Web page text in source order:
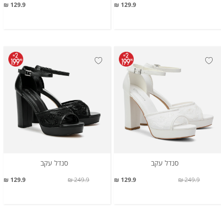
129.9 ₪
129.9 ₪
סנדל עקב
129.9 ₪ 249.9 ₪
סנדל עקב
129.9 ₪ 249.9 ₪